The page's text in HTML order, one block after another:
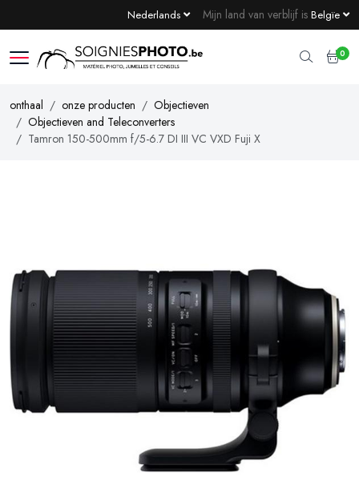
Mijn land van verblijf is Belgïe
Nederlands
0
onthaal onze producten
Objectieven
Objectieven and Teleconverters
Tamron 150-500mm f/5-6.7 DI III VC VXD Fuji X